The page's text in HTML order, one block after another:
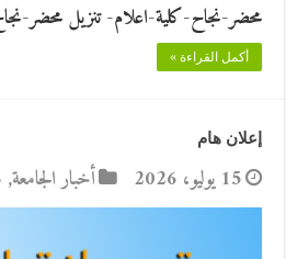
محضر-نجاح-كلية-اعلام- تنزيل محضر-
أكمل القراءة »
إعلان هام
15 يوليو، 2026 أخبار الجامعة,